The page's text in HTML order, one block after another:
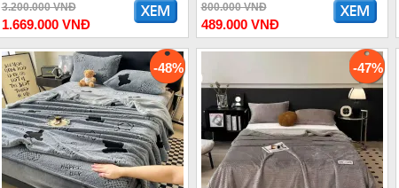
3.200.000 VNĐ
1.669.000 VNĐ
800.000 VNĐ
489.000 VNĐ
-48% -47%